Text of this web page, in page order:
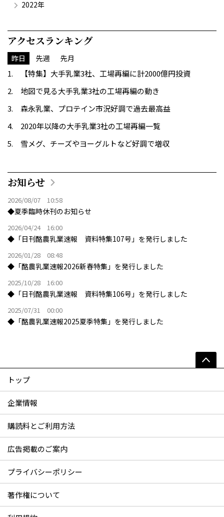
2022年
アクセスランキング
昨日 先週 先月
【特集】大手乳業3社、工場再編に計2000億円投資
地図で見る大手乳業3社の工場再編の動き
森永乳業、プロテイン市況好調で過去最高益
2020年以降の大手乳業3社の工場再編一覧
雪メグ、チーズやヨーグルトなど好調で増収
お知らせ
2026/08/07 10:58
◆夏季臨時休刊のお知らせ
2026/04/24 16:00
◆「日刊酪農乳業速報 資料特集107号」を発行しました
2026/01/28 08:48
◆「酪農乳業速報2026新春特集」を発行しました
2025/10/28 16:00
◆「日刊酪農乳業速報 資料特集106号」を発行しました
2025/07/31 00:00
◆「酪農乳業速報2025夏季特集」を発行しました
トップ
企業情報
購読料とご利用方法
広告掲載のご案内
プライバシーポリシー
著作権について